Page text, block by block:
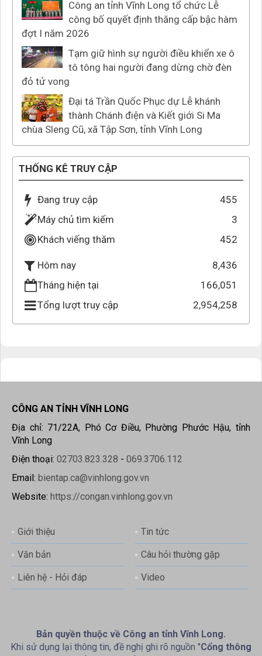
Công an tỉnh Vĩnh Long tổ chức Lễ
công bố quyết định thăng cấp bậc hàm
đợt I năm 2026
Tạm giữ hình sự người điều khiển xe ô
tô tông hai người đang dừng chờ đèn
đỏ tử vong
Đại tá Trần Quốc Phục dự Lễ khánh
thành Chánh điện và Kiết giới Si Ma
chùa Sleng Cũ, xã Tập Sơn, tỉnh Vĩnh Long
THỐNG KÊ TRUY CẬP
Đang truy cập
455
Máy chủ tìm kiếm
3
Khách viếng thăm
452
Hôm nay
8,436
Tháng hiện tại
166,051
Tổng lượt truy cập
2,954,258
CÔNG AN TỈNH VĨNH LONG
Địa chỉ: 71/22A, Phó Cơ Điều, Phường Phước Hậu, tỉnh
Vĩnh Long
Điện thoại: 02703.823.328 - 069.3706.112
Email: bientap.ca@vinhlong.gov.vn
Website: https://congan.vinhlong.gov.vn
Giới thiệu Tin tức
Văn bản Câu hỏi thường gặp
Liên hệ - Hỏi đáp Video
Bản quyền thuộc về Công an tỉnh Vĩnh Long.
Khi sử dụng lại thông tin, đề nghị ghi rõ nguồn "Cổng thông